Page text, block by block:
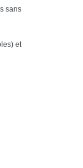
sans
et